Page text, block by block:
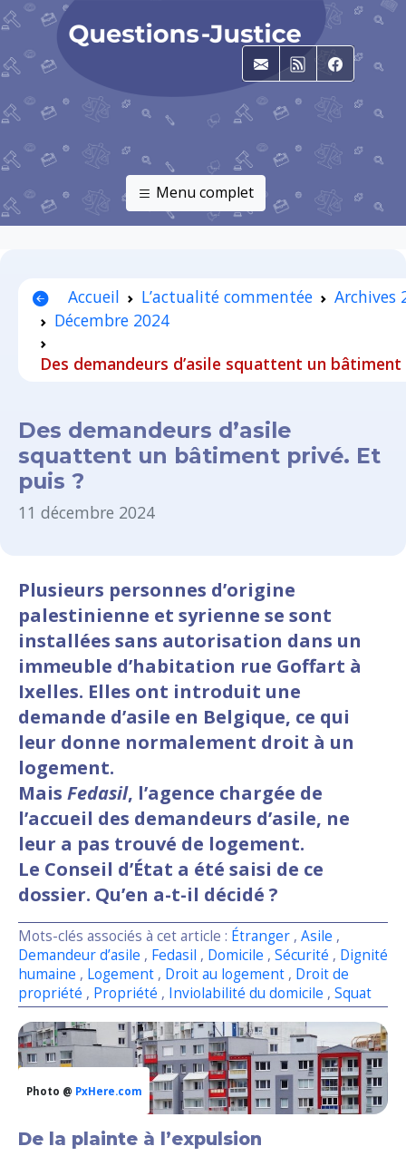
E-mailRSS
Menu complet
Accueil L’actualité commentée
Archives
Décembre 2024
Des demandeurs d’asile squattent un
Des demandeurs d’asile
squattent un bâtiment privé. Et
puis ?
11 décembre 2024
Plusieurs personnes d’origine
palestinienne et syrienne se sont
installées sans autorisation dans un
immeuble d’habitation rue Goffart à
Ixelles. Elles ont introduit une
demande d’asile en Belgique, ce qui
leur donne normalement droit à un
logement.
Mais Fedasil, l’agence chargée de
l’accueil des demandeurs d’asile, ne
leur a pas trouvé de logement.
Le Conseil d’État a été saisi de ce
dossier. Qu’en a-t-il décidé ?
Mots-clés associés à cet article : Étranger , Asile ,
Demandeur d’asile , Fedasil , Domicile , Sécurité , Dignité
humaine , Logement , Droit au logement , Droit de
propriété , Propriété , Inviolabilité du domicile , Squat
Photo @ PxHere.com
De la plainte à l’expulsion